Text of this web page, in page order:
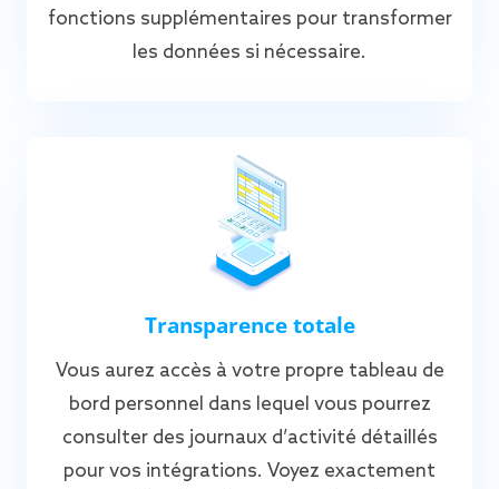
fonctions supplémentaires pour transformer
les données si nécessaire.
Transparence totale
Vous aurez accès à votre propre tableau de
bord personnel dans lequel vous pourrez
consulter des journaux d’activité détaillés
pour vos intégrations. Voyez exactement